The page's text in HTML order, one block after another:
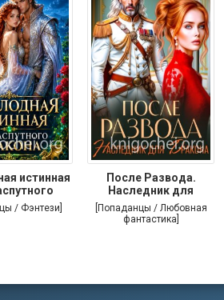
истинная
/ Фэнтези]
После Развода.
Наследник для
дракона
[Попаданцы / Любовная
фантастика]